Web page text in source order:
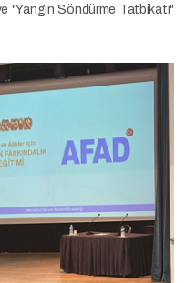
"Yangın Söndürme Tatbikatı"